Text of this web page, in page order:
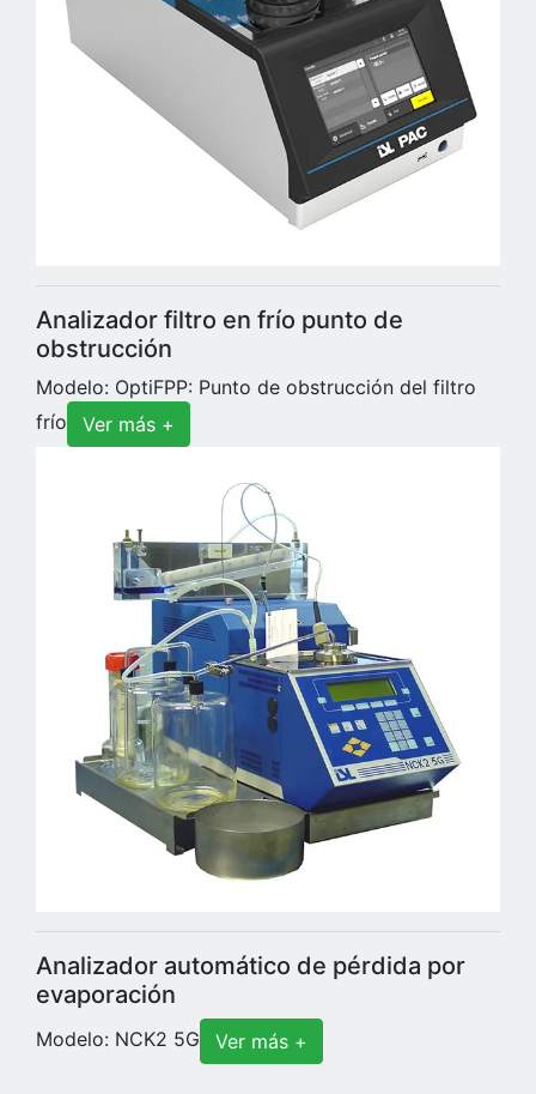
Analizador filtro en frío punto de
obstrucción
Modelo: OptiFPP: Punto de obstrucción del filtro
frío
Ver más +
Analizador automático de pérdida por
evaporación
Modelo: NCK2 5G Ver más +